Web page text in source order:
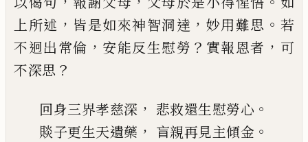
上所述 ， 皆是如來神智洞達 ， 妙用難思 。 若
不迥出常倫 ， 安能反生慰勞 ？ 實報恩者 ， 可
不深思 ？
回身三界孝慈深 ， 悲救還生慰勞心 。
賧子更生天遺藥 ， 盲親再見主傾金 。